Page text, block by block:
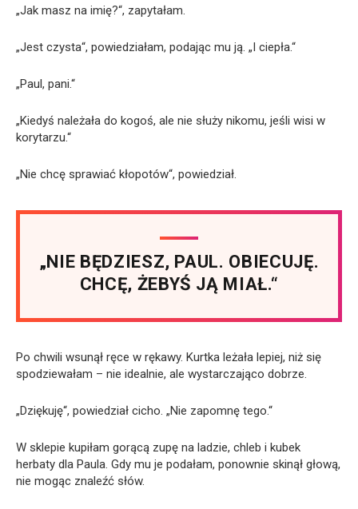
„Jak masz na imię?“, zapytałam.
„Jest czysta“, powiedziałam, podając mu ją. „I ciepła.“
„Paul, pani.“
„Kiedyś należała do kogoś, ale nie służy nikomu, jeśli wisi w
korytarzu.“
„Nie chcę sprawiać kłopotów“, powiedział.
„NIE BĘDZIESZ, PAUL. OBIECUJĘ.
CHCĘ, ŻEBYŚ JĄ MIAŁ.“
Po chwili wsunął ręce w rękawy. Kurtka leżała lepiej, niż się
spodziewałam – nie idealnie, ale wystarczająco dobrze.
„Dziękuję“, powiedział cicho. „Nie zapomnę tego.“
W sklepie kupiłam gorącą zupę na ladzie, chleb i kubek
herbaty dla Paula. Gdy mu je podałam, ponownie skinął głową,
nie mogąc znaleźć słów.